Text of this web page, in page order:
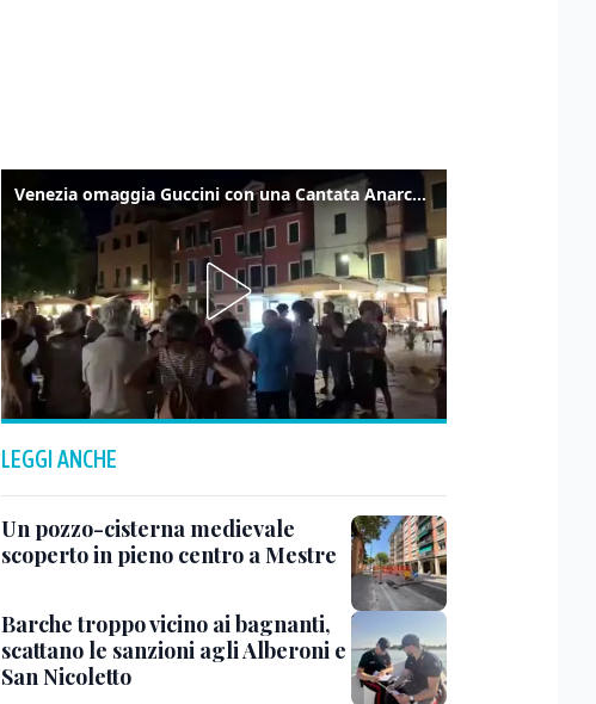
Venezia omaggia Guccini con una Cantata Anarchica in campo Santa Margherita
LEGGI ANCHE
Un pozzo-cisterna medievale
scoperto in pieno centro a Mestre
Barche troppo vicino ai bagnanti,
scattano le sanzioni agli Alberoni e
San Nicoletto